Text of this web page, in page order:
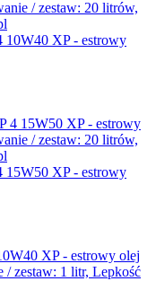
XP - estrowy
XP - estrowy